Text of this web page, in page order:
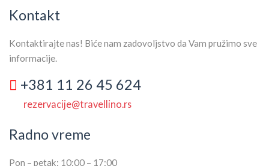
Kontakt
Kontaktirajte nas! Biće nam zadovoljstvo da Vam pružimo sve
informacije.
+381 11 26 45 624
rezervacije@travellino.rs
Radno vreme
Pon – petak: 10:00 – 17:00